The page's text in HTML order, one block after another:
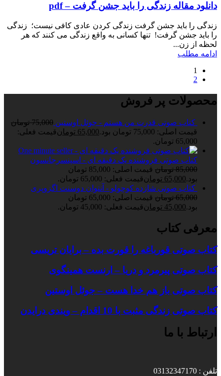
دانلود مقاله زندگی را باید جشن گرفت – pdf
زندگی را باید جشن گرفت زندگی کردن عادی کافی نیست؛ زندگی
را باید جشن گرفت! تنها کسانی به واقع زندگی می کنند که هر
لحظه از زن...
ادامه مطلب
1
2
محصولات پر فروش
کتاب صوتی قدرت من هستم - جوئل اوستین 75,000 تومان
قیمت اصلی: 75,000 تومان بود.
65,000 تومانقیمت فعلی:
65,000 تومان.
کتاب صوتی فروشنده یک دقیقه ای - اسپنسرجانسون
85,000 تومان
قیمت اصلی: 85,000 تومان
بود.65,000 تومانقیمت فعلی: 65,000 تومان.
کتاب صوتی شازده کوچولو - آنتوان دوسنت اگزوپری
65,000 تومان
قیمت اصلی: 65,000 تومان
بود.45,000 تومانقیمت فعلی: 45,000 تومان.
معرفی کتاب
کتاب صوتی قورباغه را قورت بده – برایان تریسی
کتاب صوتی پیرمرد و دریا – ارنست همینگوی
کتاب صوتی باز هم خدا هست – جوئل اوستین
کتاب صوتی زندگی مثبت با 10 اقدام – ویندی درایدن
ارتباط با ما
تلفن : 03132347170